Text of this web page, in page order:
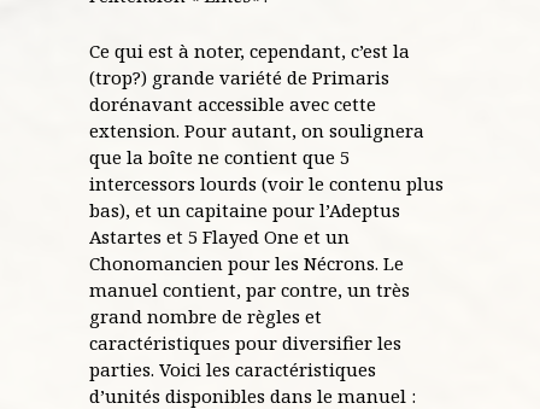
Ce qui est à noter, cependant, c’est la
(trop?) grande variété de Primaris
dorénavant accessible avec cette
extension. Pour autant, on soulignera
que la boîte ne contient que 5
intercessors lourds (voir le contenu plus
bas), et un capitaine pour l’Adeptus
Astartes et 5 Flayed One et un
Chonomancien pour les Nécrons. Le
manuel contient, par contre, un très
grand nombre de règles et
caractéristiques pour diversifier les
parties. Voici les caractéristiques
d’unités disponibles dans le manuel :